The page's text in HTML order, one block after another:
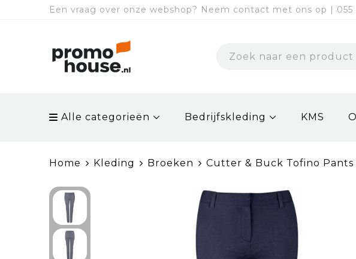
Een vraag over onze webshop? Neem contact met ons op |
Alle categorieën Bedrijfskleding KMS
Home Kleding Broeken Cutter & Buck Tofino Pants